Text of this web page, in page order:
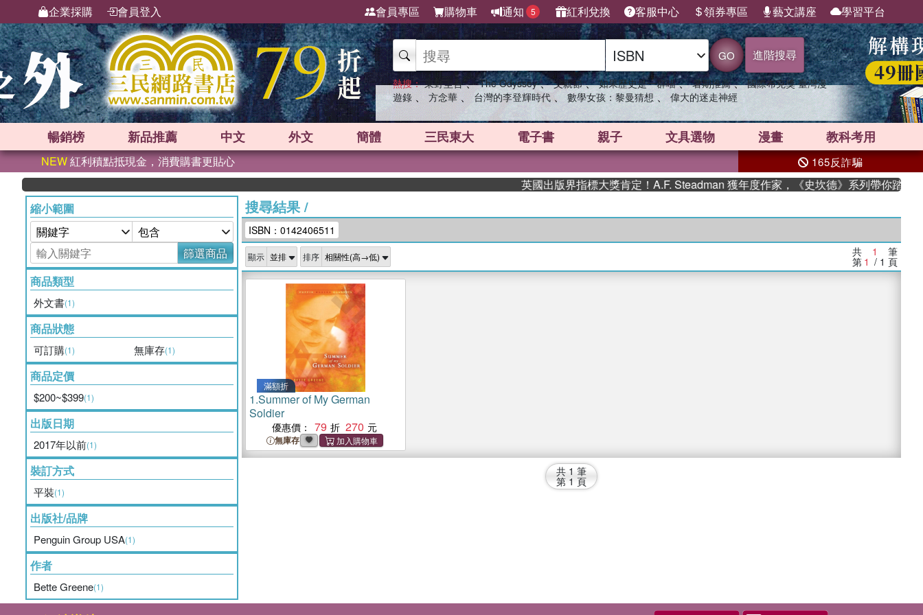
企業採購 會員登入 會員專區 購物車 通知 5 紅利兌換 客服中心 領券專區 藝文講座 學習平台
GO 進階搜尋
熱搜： 東野圭吾 、 The Odyssey 、 父親節 、 如果歷史是一群喵 、 暑期推薦 、 國際布克獎 臺灣漫
遊錄 、 方念華 、 台灣的李登輝時代 、 數學女孩：黎曼猜想 、 偉大的迷走神經
暢銷榜 新品推薦 中文 外文 簡體 三民東大 電子書 親子 文具選物 漫畫 教科考用
NEW紅利積點抵現金，消費購書更貼心 165反詐騙
英國出版界指標大獎肯定！A.F. Steadman 獲年度作家，《史坎德》系列帶你踏上熱
縮小範圍
篩選商品
商品類型
外文書(1)
商品狀態
可訂購(1) 無庫存(1)
商品定價
$200~$399(1)
出版日期
2017年以前(1)
裝訂方式
平裝(1)
出版社/品牌
Penguin Group USA(1)
作者
Bette Greene(1)
搜尋結果/
ISBN：0142406511
顯示 排序 共 1 筆
第 1 / 1 頁
滿額折
1.Summer of My German
Soldier
優惠價： 79 270
無庫存
共 1 筆
第 1 頁